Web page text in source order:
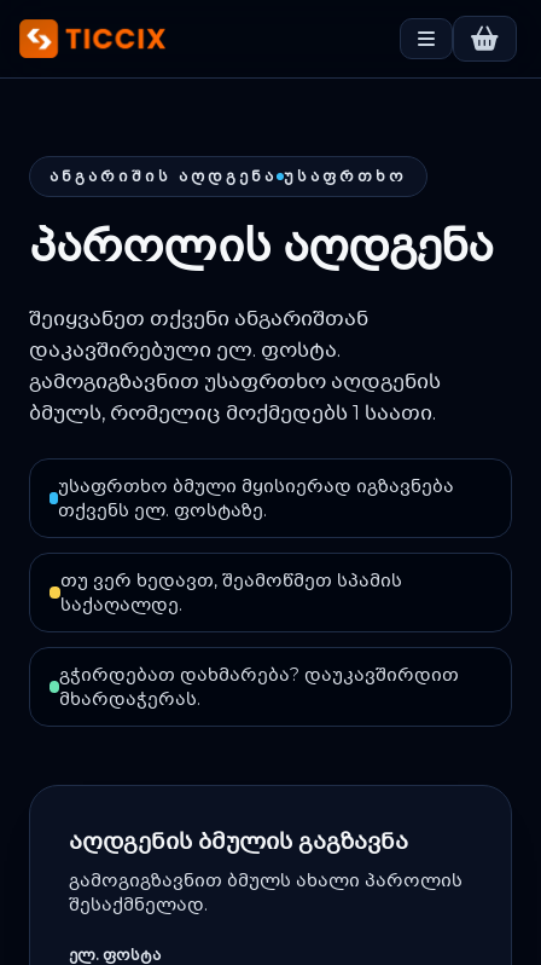
ᲐᲜᲒᲐᲠᲘᲨᲘᲡ ᲐᲦᲓᲒᲔᲜᲐ ᲣᲡᲐᲤᲠᲗᲮᲝ
პაროლის აღდგენა
შეიყვანეთ თქვენი ანგარიშთან
დაკავშირებული ელ. ფოსტა.
გამოგიგზავნით უსაფრთხო აღდგენის
ბმულს, რომელიც მოქმედებს 1 საათი.
უსაფრთხო ბმული მყისიერად იგზავნება
თქვენს ელ. ფოსტაზე.
თუ ვერ ხედავთ, შეამოწმეთ სპამის
საქაღალდე.
გჭირდებათ დახმარება? დაუკავშირდით
მხარდაჭერას.
აღდგენის ბმულის გაგზავნა
გამოგიგზავნით ბმულს ახალი პაროლის
შესაქმნელად.
ᲔᲚ. ᲤᲝᲡᲢᲐ